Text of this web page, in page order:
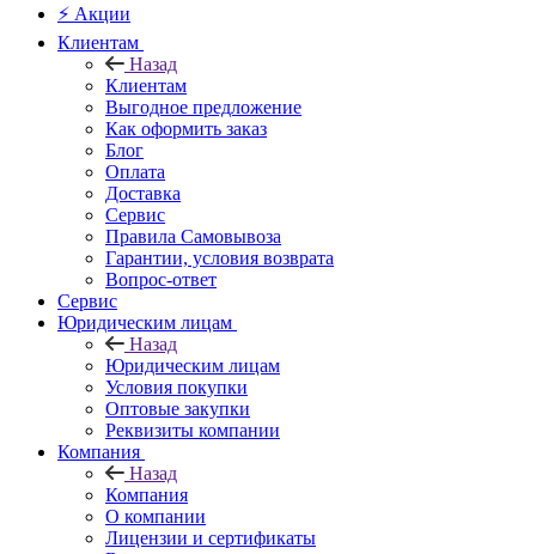
⚡ Акции
Клиентам
Назад
Клиентам
Выгодное предложение
Как оформить заказ
Блог
Оплата
Доставка
Сервис
Правила Самовывоза
Гарантии, условия возврата
Вопрос-ответ
Сервис
Юридическим лицам
Назад
Юридическим лицам
Условия покупки
Оптовые закупки
Реквизиты компании
Компания
Назад
Компания
О компании
Лицензии и сертификаты